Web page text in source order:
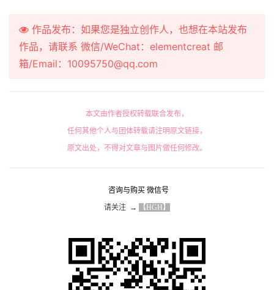
作品发布：如果您是独立创作人，也想在本站发布
作品，请联系 微信/WeChat：elementcreat 邮
箱/Email：10095750@qq.com
本文由作者授权转载联合发布，
任何其他个人与团体转载请注明原文链接，
原文出处，不得对文章与图片做任何修改。
咨询与购买 微信号
请关注  → 【HGH】